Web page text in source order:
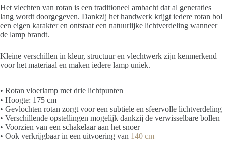
Het vlechten van rotan is een traditioneel ambacht dat al generaties
lang wordt doorgegeven. Dankzij het handwerk krijgt iedere rotan bol
een eigen karakter en ontstaat een natuurlijke lichtverdeling wanneer
de lamp brandt.
Kleine verschillen in kleur, structuur en vlechtwerk zijn kenmerkend
voor het materiaal en maken iedere lamp uniek.
• Rotan vloerlamp met drie lichtpunten
• Hoogte: 175 cm
• Gevlochten rotan zorgt voor een subtiele en sfeervolle lichtverdeling
• Verschillende opstellingen mogelijk dankzij de verwisselbare bollen
• Voorzien van een schakelaar aan het snoer
• Ook verkrijgbaar in een uitvoering van 140 cm